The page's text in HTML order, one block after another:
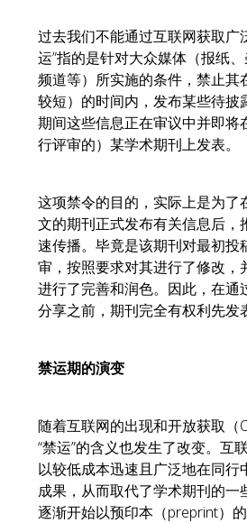
过去我们不能通过互联网获取广
运”指的是针对大众媒体（报纸
频道等）所实施的条件，禁止其
较短）的时间内，发布某些待披
期间这些信息正在审议中并即将
行评审的）某学术期刊上发表。
这项禁令的目的，实际上是为了
文的期刊正式发布有关信息后，
速传播。毕竟是该期刊对最初投
审，按照要求对其进行了修改，
进行了完善和润色。因此，在通
分享之前，期刊完全有权利先发
禁运期的演变
随着互联网的出现和开放获取（
“禁运”的含义也发生了改变。互
以较低成本迅速且广泛地在同行
成果，从而取代了学术期刊的一
逐渐开始以预印本（preprint）